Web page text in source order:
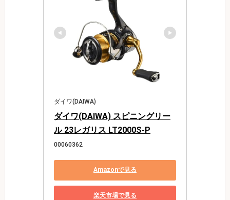
ダイワ(DAIWA)
ダイワ(DAIWA) スピニングリー
ル 23レガリス LT2000S-P
00060362
Amazonで見る
楽天市場で見る